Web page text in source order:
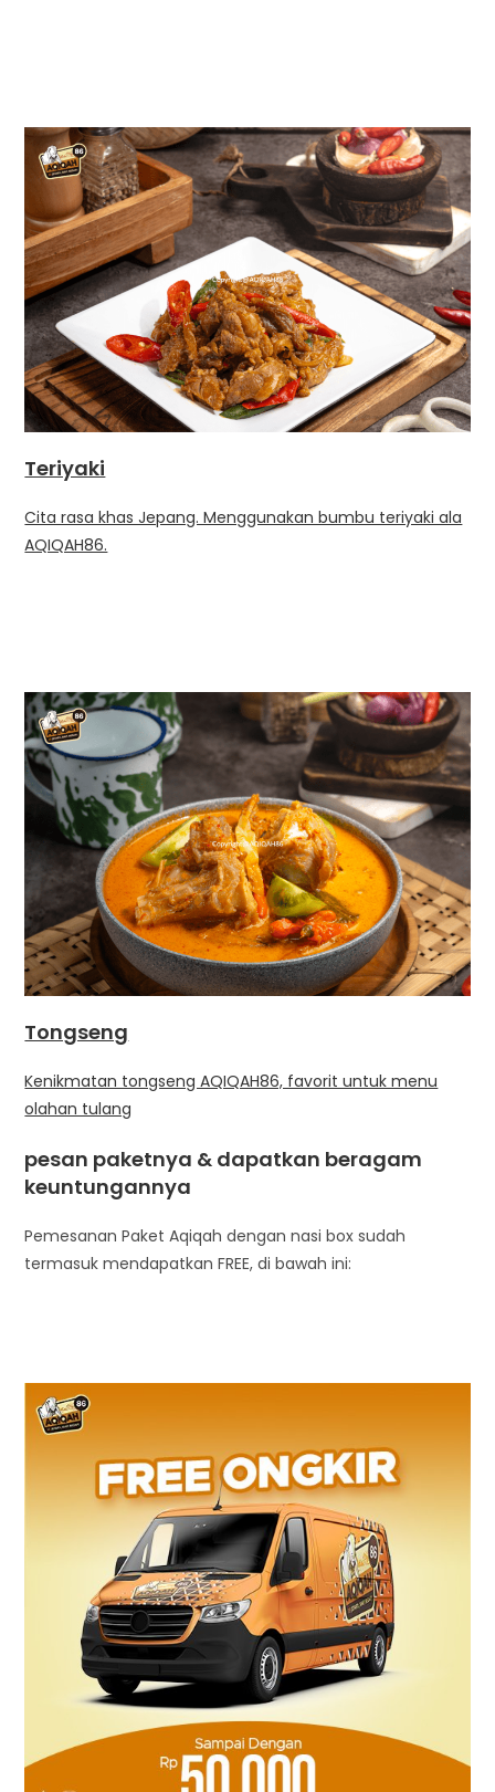
Teriyaki
Cita rasa khas Jepang. Menggunakan bumbu teriyaki ala
AQIQAH86.
Tongseng
Kenikmatan tongseng AQIQAH86, favorit untuk menu
olahan tulang
pesan paketnya & dapatkan beragam
keuntungannya
Pemesanan Paket Aqiqah dengan nasi box sudah
termasuk mendapatkan FREE, di bawah ini: